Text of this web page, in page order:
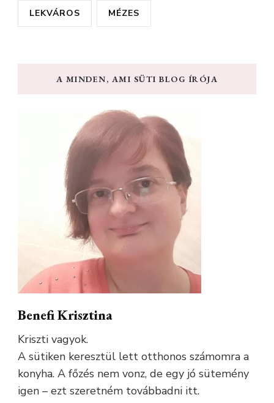
LEKVÁROS MÉZES
A MINDEN, AMI SÜTI BLOG ÍRÓJA
Benefi Krisztina
Kriszti vagyok.
A sütiken keresztül lett otthonos számomra a
konyha. A főzés nem vonz, de egy jó sütemény
igen – ezt szeretném továbbadni itt.